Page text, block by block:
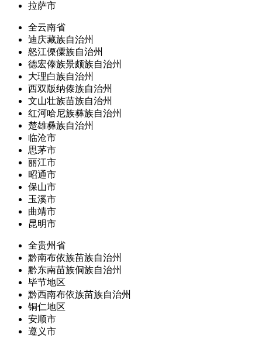
拉萨市
全云南省
迪庆藏族自治州
怒江傈僳族自治州
德宏傣族景颇族自治州
大理白族自治州
西双版纳傣族自治州
文山壮族苗族自治州
红河哈尼族彝族自治州
楚雄彝族自治州
临沧市
思茅市
丽江市
昭通市
保山市
玉溪市
曲靖市
昆明市
全贵州省
黔南布依族苗族自治州
黔东南苗族侗族自治州
毕节地区
黔西南布依族苗族自治州
铜仁地区
安顺市
遵义市